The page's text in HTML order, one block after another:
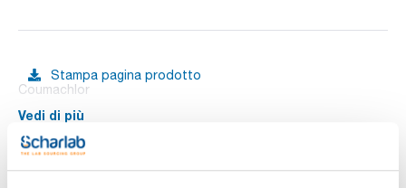
Stampa pagina prodotto
Coumachlor
Vedi di più